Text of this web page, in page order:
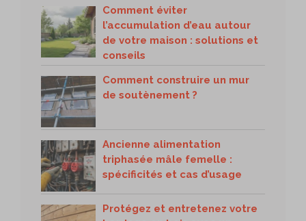
Comment éviter
l’accumulation d’eau autour
de votre maison : solutions et
conseils
Comment construire un mur
de soutènement ?
Ancienne alimentation
triphasée mâle femelle :
spécificités et cas d’usage
Protégez et entretenez votre